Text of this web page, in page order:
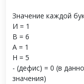
Значение каждой
И = 1
В = 6
А = 1
Н = 5
- (дефис) = 0 (в
значения)